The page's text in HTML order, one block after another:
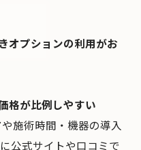
オプションの利用がお
格が比例しやすい
施術時間・機器の導入
公式サイトや口コミで